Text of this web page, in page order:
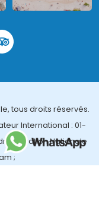
tous droits réservés.
International : 01-
Nationale
;